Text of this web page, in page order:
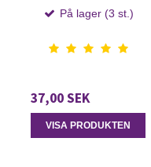
På lager (3 st.)
37,00 SEK
VISA PRODUKTEN